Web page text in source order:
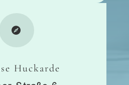

Huckarde